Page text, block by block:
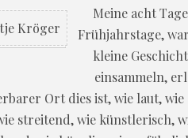
Meine acht
Frühjahrstage,
kleine
einsammeln,
Ort dies ist, wie laut,
streitend, wie künstlerisch,